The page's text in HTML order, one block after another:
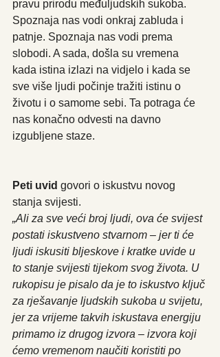
pravu prirodu međuljudskih sukoba.
Spoznaja nas vodi onkraj zabluda i
patnje. Spoznaja nas vodi prema
slobodi. A sada, došla su vremena
kada istina izlazi na vidjelo i kada se
sve više ljudi počinje tražiti istinu o
životu i o samome sebi. Ta potraga će
nas konačno odvesti na davno
izgubljene staze.
Peti uvid govori o iskustvu novog
stanja svijesti.
„Ali za sve veći broj ljudi, ova će svijest
postati iskustveno stvarnom – jer ti će
ljudi iskusiti bljeskove i kratke uvide u
to stanje svijesti tijekom svog života. U
rukopisu je pisalo da je to iskustvo ključ
za rješavanje ljudskih sukoba u svijetu,
jer za vrijeme takvih iskustava energiju
primamo iz drugog izvora – izvora koji
ćemo vremenom naučiti koristiti po